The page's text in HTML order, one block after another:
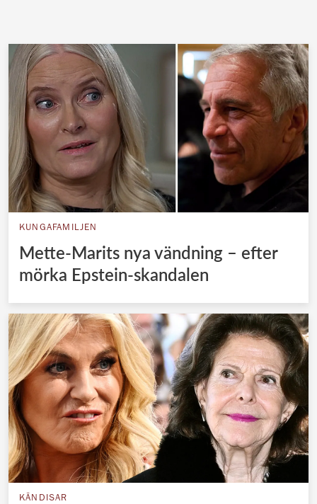
KUNGAFAMILJEN
Mette-Marits nya vändning – efter
mörka Epstein-skandalen
KÄNDISAR